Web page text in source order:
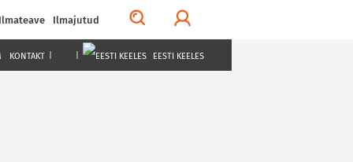
Ilmajutud
KONTAKT EESTI KEELES